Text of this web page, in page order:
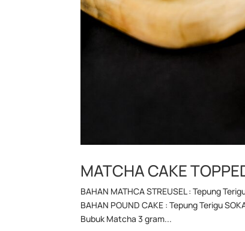
MATCHA CAKE
BAHAN MATHCA STREUSEL : Tepung
BAHAN POUND CAKE : Tepung Terigu
Bubuk Matcha 3 gram...